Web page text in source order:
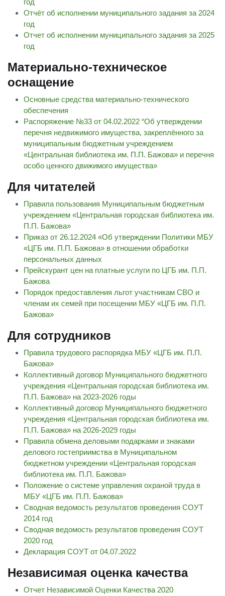
год
Отчёт об исполнении муниципального задания за 2024
год
Отчет об исполнении муниципального задания за 2025
год
Материально-техническое
оснащение
Основные средства материально-технического
обеспечения
Распоряжение №33 от 04.02.2022 “Об утверждении
перечня недвижимого имущества, закреплённого за
муниципальным бюджетным учреждением
«Центральная библиотека им. П.П. Бажова» и перечня
особо ценного движимого имущества»
Для читателей
Правила пользования Муниципальным бюджетным
учреждением «Центральная городская библиотека им.
П.П. Бажова»
Приказ от 26.12.2024 «Об утверждении Политики МБУ
«ЦГБ им. П.П. Бажова» в отношении обработки
персональных данных
Прейскурант цен на платные услуги по ЦГБ им. П.П.
Бажова
Порядок предоставления льгот участникам СВО и
членам их семей при посещении МБУ «ЦГБ им. П.П.
Бажова»
Для сотрудников
Правила трудового распорядка МБУ «ЦГБ им. П.П.
Бажова»
Коллективный договор Муниципального бюджетного
учреждения «Центральная городская библиотека им.
П.П. Бажова» на 2023-2026 годы
Коллективный договор Муниципального бюджетного
учреждения «Центральная городская библиотека им.
П.П. Бажова» на 2026-2029 годы
Правила обмена деловыми подарками и знаками
делового гостеприимства в Муниципальном
бюджетном учреждении «Центральная городская
библиотека им. П.П. Бажова»
Положение о системе управления охраной труда в
МБУ «ЦГБ им. П.П. Бажова»
Сводная ведомость результатов проведения СОУТ
2014 год
Сводная ведомость результатов проведения СОУТ
2020 год
Декларация СОУТ от 04.07.2022
Независимая оценка качества
Отчет Независимой Оценки Качества 2020